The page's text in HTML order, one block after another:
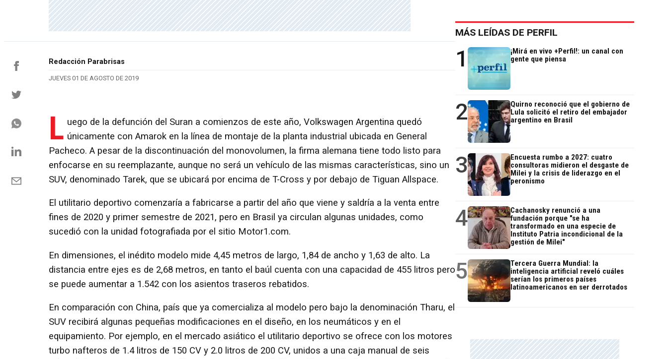
Redacción Parabrisas
JUEVES 01 DE AGOSTO DE 2019
L uego de la defunción del Suran a comienzos de este año, Volkswagen Argentina quedó
únicamente con Amarok en la línea de montaje de la planta industrial ubicada en General
Pacheco. A pesar de la discontinuación del monovolumen, la firma alemana tiene todo listo para
enfocarse en su reemplazante, aunque no será un vehículo de las mismas características, sino un
SUV, denominado Tarek, que se ubicará por encima de T-Cross y por debajo de Tiguan Allspace.
El utilitario deportivo comenzaría a fabricarse a partir del año que viene y saldría a la venta entre
fines de 2020 y primer semestre de 2021, pero en Brasil ya circulan algunas unidades, como
sucedió con la unidad fotografiada por el sitio Motor1.com.
En dimensiones, el inédito modelo mide 4,45 metros de largo, 1,84 de ancho y 1,63 de alto. La
distancia entre ejes es de 2,68 metros, en tanto el baúl cuenta con una capacidad de 455 litros pero
se puede aumentar a 1.542 con los asientos traseros rebatidos.
En comparación con China, país que ya comercializa al modelo pero bajo la denominación Tharu, el
SUV recibirá algunas pequeñas modificaciones en el diseño, en los neumáticos y en el
equipamiento. Por ejemplo, en el mercado asiático el utilitario deportivo se ofrece con los motores
turbo nafteros de 1.4 litros de 150 CV y 2.0 litros de 200 CV, unidos a una caja manual de seis
MÁS LEÍDAS DE PERFIL
1
¡Mirá en vivo +Perfil!: un canal con
gente que piensa
2
Quirno reconoció que el gobierno de
Lula solicitó el retiro del embajador
argentino en Brasil
3
Encuesta rumbo a 2027: cuatro
consultoras midieron el desgaste de
Milei y la crisis de liderazgo en el
peronismo
4
Cachanosky renunció a una
fundación porque "se ha
transformado en una especie de
Instituto Patria incondicional de la
gestión de Milei"
5
Tercera Guerra Mundial: la
inteligencia artificial reveló cuáles
serían los primeros países
latinoamericanos en ser derrotados